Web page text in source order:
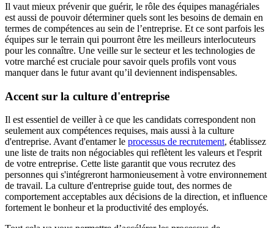
Il vaut mieux prévenir que guérir, le rôle des équipes managériales
est aussi de pouvoir déterminer quels sont les besoins de demain en
termes de compétences au sein de l’entreprise. Et ce sont parfois les
équipes sur le terrain qui pourront être les meilleurs interlocuteurs
pour les connaître. Une veille sur le secteur et les technologies de
votre marché est cruciale pour savoir quels profils vont vous
manquer dans le futur avant qu’il deviennent indispensables.
Accent sur la culture d'entreprise
Il est essentiel de veiller à ce que les candidats correspondent non
seulement aux compétences requises, mais aussi à la culture
d'entreprise. Avant d'entamer le processus de recrutement, établissez
une liste de traits non négociables qui reflètent les valeurs et l'esprit
de votre entreprise. Cette liste garantit que vous recrutez des
personnes qui s'intégreront harmonieusement à votre environnement
de travail. La culture d'entreprise guide tout, des normes de
comportement acceptables aux décisions de la direction, et influence
fortement le bonheur et la productivité des employés.